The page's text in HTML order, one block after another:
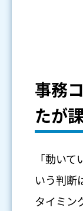
事務
たが
「動い
いう判断
タイミン